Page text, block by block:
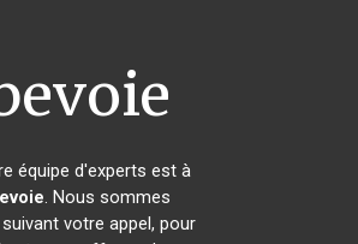
équipe d'experts est à
. Nous sommes
votre appel, pour